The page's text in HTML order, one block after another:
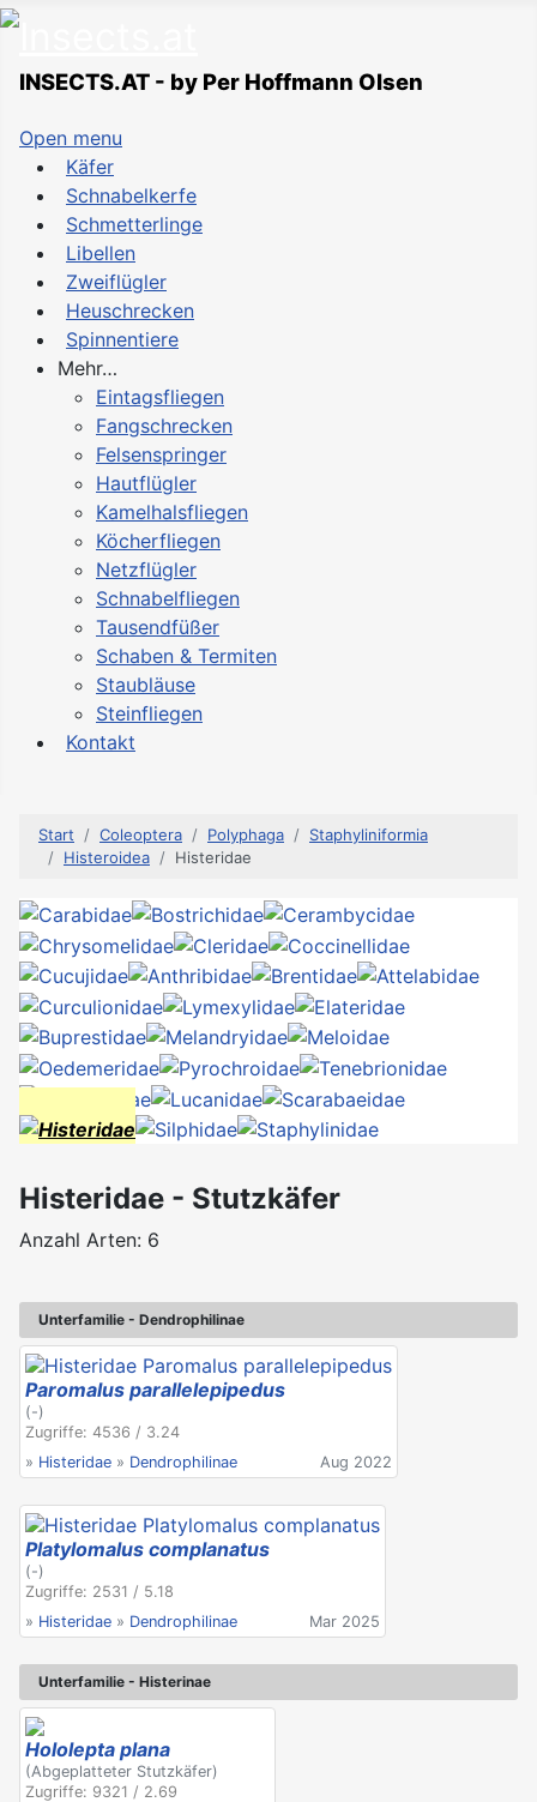
INSECTS.AT - by Per Hoffmann Olsen
Open menu
Käfer
Schnabelkerfe
Schmetterlinge
Libellen
Zweiflügler
Heuschrecken
Spinnentiere
Mehr…
Eintagsfliegen
Fangschrecken
Felsenspringer
Hautflügler
Kamelhalsfliegen
Köcherfliegen
Netzflügler
Schnabelfliegen
Tausendfüßer
Schaben & Termiten
Staubläuse
Steinfliegen
Kontakt
Start Coleoptera Polyphaga
Staphyliniformia
Histeroidea
Histeridae
Histeridae - Stutzkäfer
Anzahl Arten: 6
Unterfamilie - Dendrophilinae
Paromalus parallelepipedus
(-)
Zugriffe: 4536 / 3.24
» Histeridae » Dendrophilinae Aug 2022
Platylomalus complanatus
(-)
Zugriffe: 2531 / 5.18
» Histeridae » Dendrophilinae Mar 2025
Unterfamilie - Histerinae
Hololepta plana
(Abgeplatteter Stutzkäfer)
Zugriffe: 9321 / 2.69